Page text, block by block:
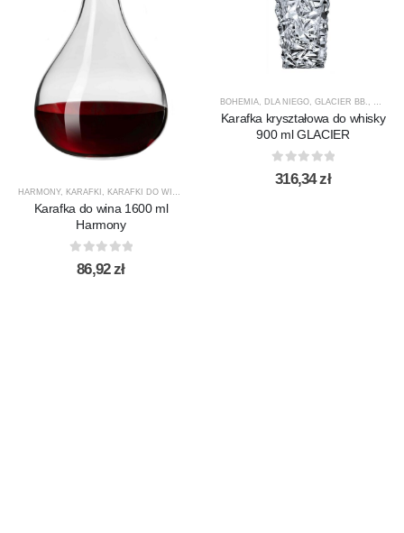
HARMONY, KARAFKI , KARAFKI DO WINA
Karafka do wina 1600 ml
Harmony
out of 5
86,92zł
BOHEMIA DLA NIEGO GLACIER BB.
Karafka kryształowa do whisky
900 ml GLACIER
0out of 5
316,34zł